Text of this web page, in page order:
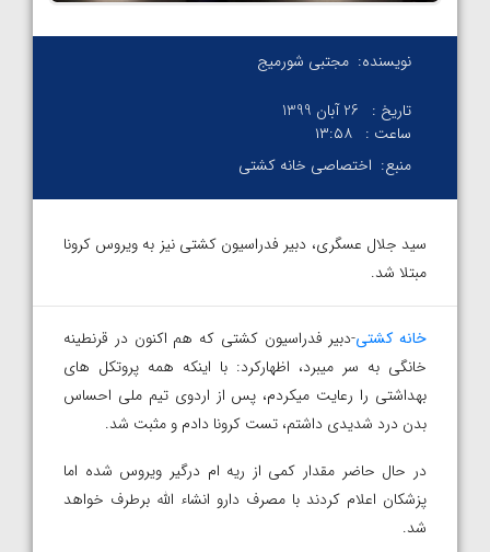
نویسنده: مجتبی شورمیج
تاریخ :
26 آبان 1399
ساعت : ۱۳:۵۸
منبع: اختصاصی خانه کشتی
سید جلال عسگری، دبیر فدراسیون کشتی نیز به ویروس کرونا
مبتلا شد.
خانه کشتی-دبیر فدراسیون کشتی که هم اکنون در قرنطینه
خانگی به سر میبرد، اظهارکرد: با اینکه همه پروتکل های
بهداشتی را رعایت میکردم، پس از اردوی تیم ملی احساس
بدن درد شدیدی داشتم، تست کرونا دادم و مثبت شد.
در حال حاضر مقدار کمی از ریه ام درگیر ویروس شده اما
پزشکان اعلام کردند با مصرف دارو انشاء الله برطرف خواهد
شد.